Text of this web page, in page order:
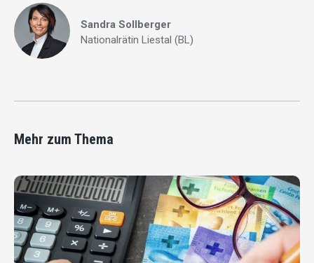
Sandra Sollberger
Nationalrätin Liestal (BL)
Mehr zum Thema